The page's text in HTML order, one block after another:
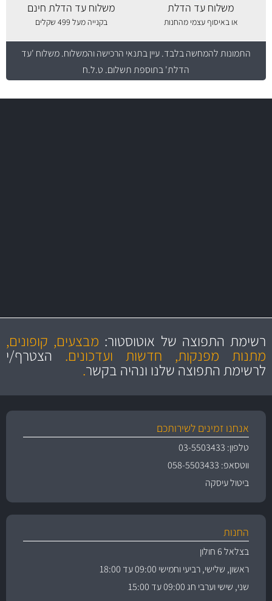
משלוח עד הדלת
או באיסוף עצמי מהחנות
משלוח עד הדלת חינם
בקנייה מעל 499 שקלים
התמונות להמחשה בלבד.עיין בתנאי הרכישה והמשלוח. משלוח 'עד
הדלת' בתוספת תשלום. ט.ל.ח
מקצועיות
ושירות מצויין
מחירים
הוגנים
והיצע מוצרים איכותירשימת התפוצה של אוטוסטור: מבצעים, קופונים,
מתנות מפנקות, חדשות ועדכונים. הצטרף/י
לרשימת התפוצה שלנו ונהיה בקשר.
אנחנו זמינים לשירותכם
טלפון: 03-5503433
ווטסאפ: 058-5503433
ביטול עיסקה
החנות
בצלאל 6 חולון
ראשון, שלישי, רביעי וחמישי 09:00 עד 18:00
שני, שישי וערבי חג 09:00 עד 15:00